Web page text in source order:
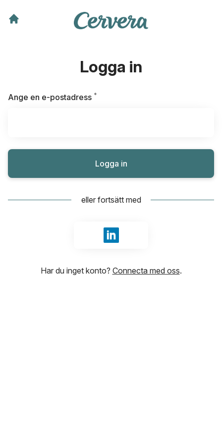
Logga in
Ange en e-postadress *
Logga in
eller fortsätt med
Logga in med LinkedIn
Har du inget konto? Connecta med oss.